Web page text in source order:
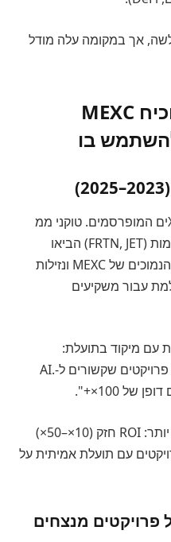
הפרועה של 2023 נחלשה, אך במקומה עלה מודל
9. סיכום סופי: מה הוכיח MEXC
2023 — ה"שנה הזהובה" של ה-Xים המופרסמים. טוקני ממ
(PEPE) והשקות ספקולציות מוקדמות (FRTN, JET) הביאו
שיאים של ROI. מחסומי הכניסה הנמוכים של MEXC ונזילות
עבור משקיעים
עם מיקוד בתועלת:
תשתיות, כלים ל-DeFi, מאמתים, פרויקטים שקשורים ל-AI.
2025 (נכון לעכשיו) — מודל בוגר יותר: ROI חזק (10×–50×)
עם תועלת אמיתית על
פרויקטים מנצחים